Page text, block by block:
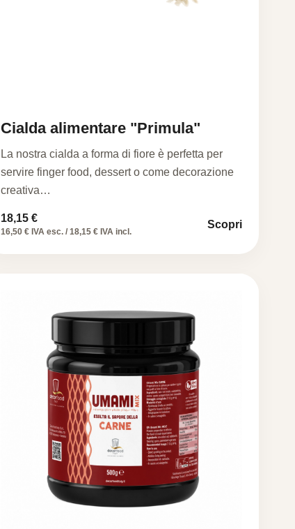
Cialda alimentare "Primula"
La nostra cialda a forma di fiore è perfetta per
servire finger food, dessert o come decorazione
creativa…
18,15€
16,50 € IVA esc. / 18,15 € IVA incl.
Scopri